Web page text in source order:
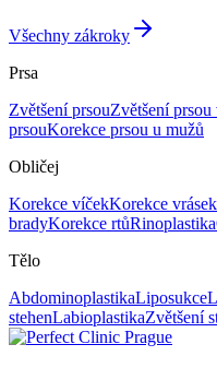
Všechny zákroky
Prsa
Zvětšení prsouZvětšení
prsouKorekce prsou u mužů
Obličej
Korekce víčekKorekce
bradyKorekce rtůRinoplastika
Tělo
AbdominoplastikaLiposukce
stehenLabioplastikaZvětšení